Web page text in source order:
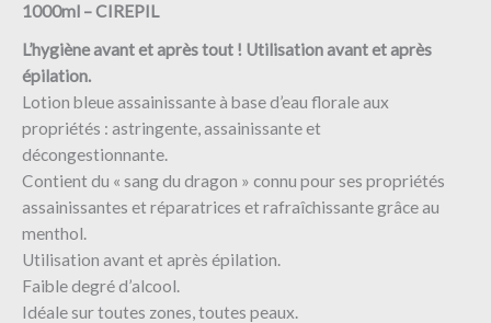
1000ml – CIREPIL
L’hygiène avant et après tout ! Utilisation avant et après
épilation.
Lotion bleue assainissante à base d’eau florale aux
propriétés : astringente, assainissante et
décongestionnante.
Contient du « sang du dragon » connu pour ses propriétés
assainissantes et réparatrices et rafraîchissante grâce au
menthol.
Utilisation avant et après épilation.
Faible degré d’alcool.
Idéale sur toutes zones, toutes peaux.